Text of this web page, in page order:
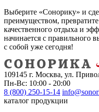
Выберите «Сонорику» и
преимуществом,
качественного отдыха и
начинается с правильного
с собой уже сегодня!
109145 г. Москва, ул.
Пн-Вс: 10:00 - 20:00
8 (800) 250-15-14
каталог продукции